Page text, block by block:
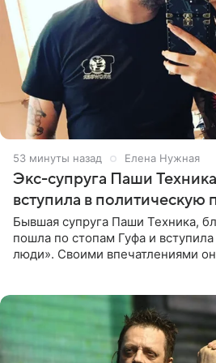
53 минуты назад Елена Нужная
Экс-супруга Паши
вступила в политическую
Бывшая супруга Паши Техника,
пошла по стопам Гуфа и
люди». Своими впечатлениями